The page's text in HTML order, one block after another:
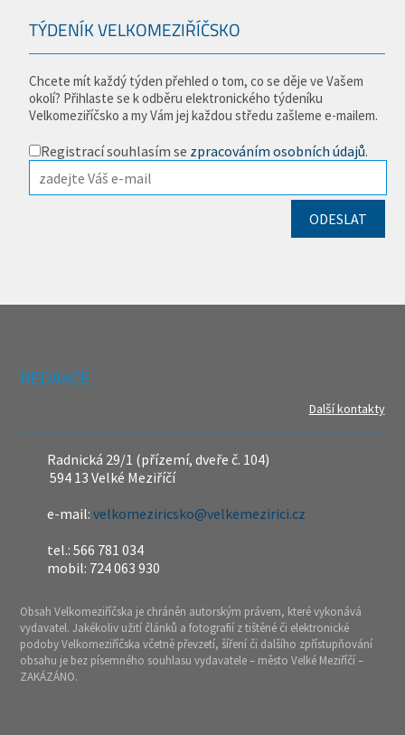
TÝDENÍK VELKOMEZIŘÍČSKO
Chcete mít každý týden přehled o tom, co se děje ve Vašem
okolí? Přihlaste se k odběru elektronického týdeníku
Velkomeziříčsko a my Vám jej každou středu zašleme e-mailem.
Registrací souhlasím se zpracováním osobních údajů.
REDAKCE
Další kontakty
Radnická 29/1 (přízemí, dveře č. 104)
594 13 Velké Meziříčí
e-mail:velkomeziricsko@velkemezirici.cz
tel.: 566 781 034
mobil: 724 063 930
Obsah Velkomeziříčska je chráněn autorským právem, které vykonává
vydavatel. Jakékoliv užití článků a fotografií z tištěné či elektronické
podoby Velkomeziříčska včetně převzetí, šíření či dalšího zpřístupňování
obsahu je bez písemného souhlasu vydavatele – město Velké Meziříčí –
ZAKÁZÁNO.